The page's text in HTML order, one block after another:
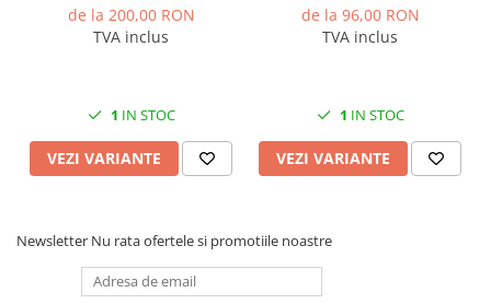
de la 200,00 RON
TVA inclus
1 IN STOC
VEZI VARIANTE
de la 96,00 RON
TVA inclus
1 IN STOC
VEZI VARIANTE
Newsletter Nu rata ofertele si promotiile noastre